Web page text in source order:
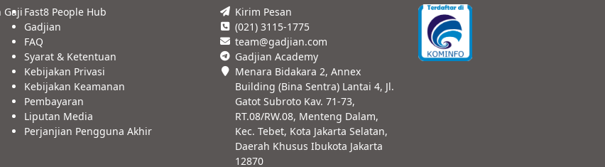
Gaji Fast8 People Hub
Gadjian
FAQ
Syarat & Ketentuan
Kebijakan Privasi
Kebijakan Keamanan
Pembayaran
Liputan Media
Perjanjian Pengguna Akhir
Kirim Pesan
(021) 3115-1775
team@gadjian.com
Gadjian Academy
Menara Bidakara 2, Annex
Building (Bina Sentra) Lantai 4, Jl.
Gatot Subroto Kav. 71-73,
RT.08/RW.08, Menteng Dalam,
Kec. Tebet, Kota Jakarta Selatan,
Daerah Khusus Ibukota Jakarta
12870